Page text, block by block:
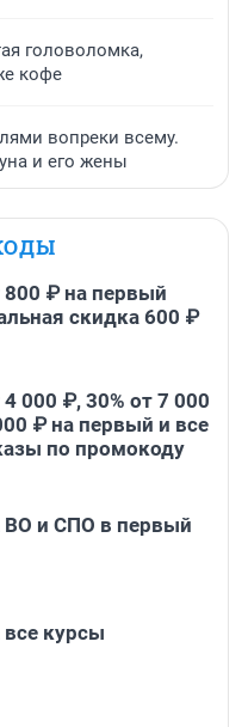
головоломка,
кофе
вопреки всему.
и его жены
800 ₽ на первый
скидка 600 ₽
000 ₽, 30% от 7 000
₽ на первый и все
по промокоду
ВО и СПО в первый
все курсы